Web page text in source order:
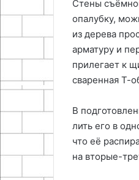
Стены
опалубку,
из дерева
арматуру и
прилегает к
сваренная Т-
В
лить его в
что её
на вторые-